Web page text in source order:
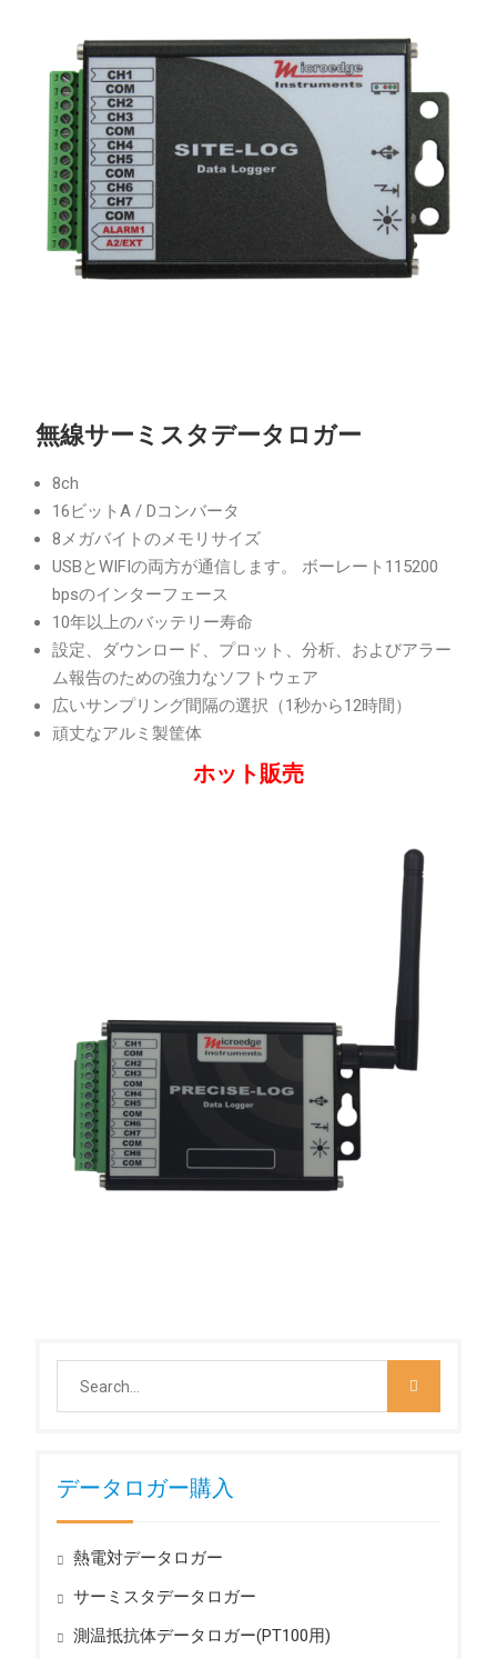
無線サーミスタデータロガー
8ch
16ビットA / Dコンバータ
8メガバイトのメモリサイズ
USBとWIFIの両方が通信します。 ボーレート115200
bpsのインターフェース
10年以上のバッテリー寿命
設定、ダウンロード、プロット、分析、およびアラー
ム報告のための強力なソフトウェア
広いサンプリング間隔の選択（1秒から12時間）
頑丈なアルミ製筐体
ホット販売
データロガー購入
熱電対データロガー
サーミスタデータロガー
測温抵抗体データロガー(PT100用)